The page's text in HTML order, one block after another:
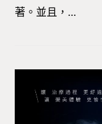
著。並且，…